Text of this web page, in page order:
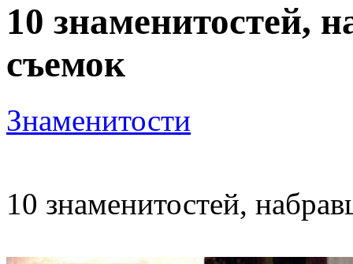
10 знаменитостей,
съемок
Знаменитости
10 знаменитостей,